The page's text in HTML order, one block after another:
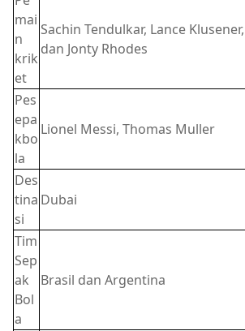
mai
n
krik
et
Sachin Tendulkar, Lance
dan Jonty Rhodes
Pes
epa
kbo
la
Lionel Messi, Thomas Muller
Des
tina
si
Dubai
Tim
Sep
ak
Bol
a
Brasil dan Argentina